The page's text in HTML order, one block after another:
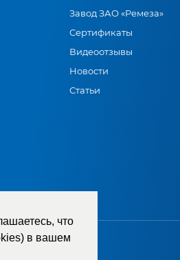
что
в вашем
Завод ЗАО «Ремеза»
Сертификаты
Видеоотзывы
Новости
Статьи